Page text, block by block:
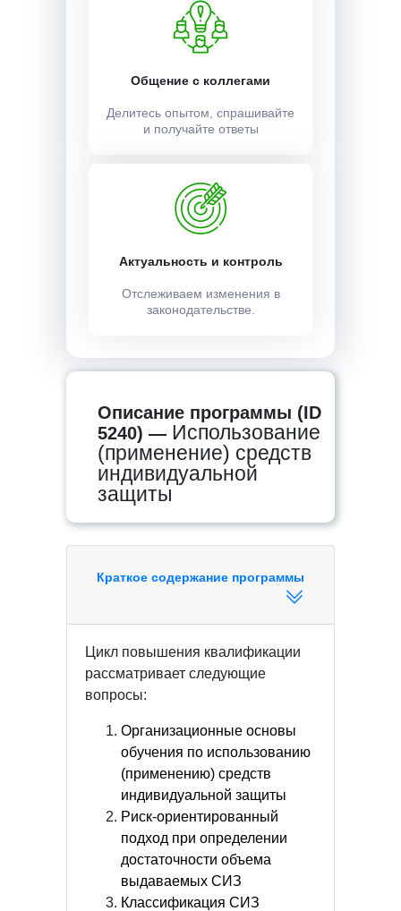
Общение с коллегами
Делитесь опытом, спрашивайте
и получайте ответы
Актуальность и контроль
Отслеживаем изменения в
законодательстве.
Описание программы (ID
5240) — Использование
(применение) средств
индивидуальной
защиты
Краткое содержание программы
Цикл повышения квалификации
рассматривает следующие
вопросы:
Организационные основы
обучения по использованию
(применению) средств
индивидуальной защиты
Риск‑ориентированный
подход при определении
достаточности объема
выдаваемых СИЗ
Классификация СИЗ